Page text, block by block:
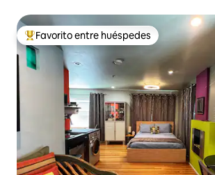
De los mejores en Favorito entre huéspedes
Favorito entre huéspedes